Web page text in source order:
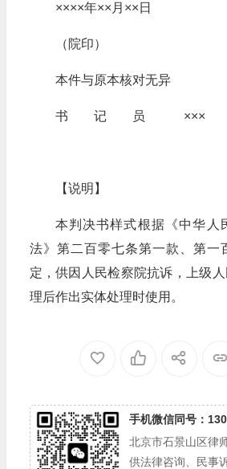
××××年××月××日
（院印）
本件与原本核对无异
书 记 员 ×××
【说明】
本判决书样式根据《中华人
法》第二百零七条第一款、第一
定，供因人民检察院抗诉，上级
理后作出实体处理时使用。
手机微信同号：
北京市石景山区律
供法律咨询、民事